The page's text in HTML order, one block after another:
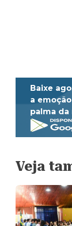
Baixe
a
palma da
Veja